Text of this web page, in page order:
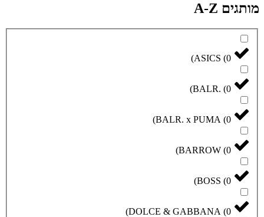
מותגים A-Z
ASICS (0
)
BALR. (0
)
BALR. x PUMA (0
)
BARROW (0
)
BOSS (0
)
DOLCE & GABBANA (0
)